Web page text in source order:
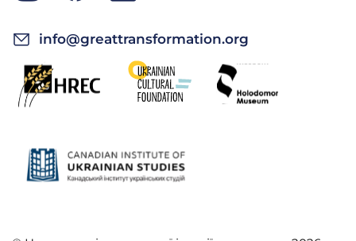
info@greattransformation.org